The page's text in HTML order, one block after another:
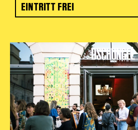
EINTRITT FREI